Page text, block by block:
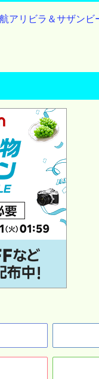
アリビラ＆サザンビ